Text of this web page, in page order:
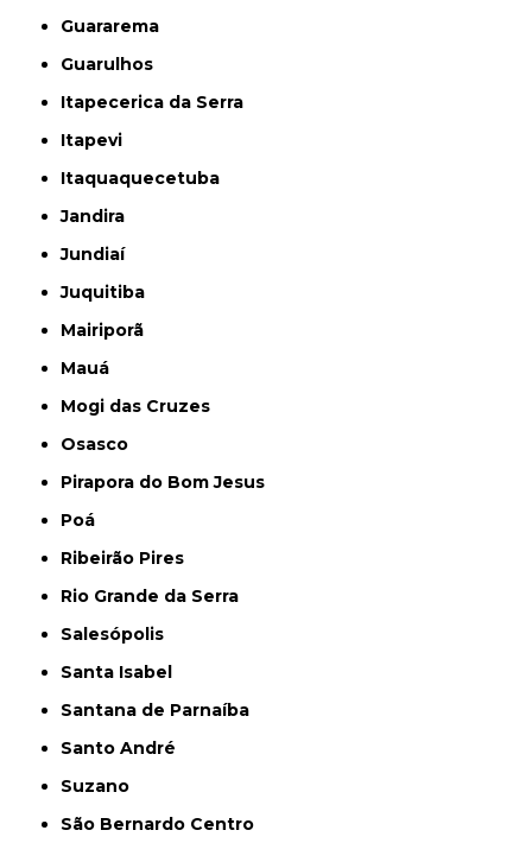
Guararema
Guarulhos
Itapecerica da Serra
Itapevi
Itaquaquecetuba
Jandira
Jundiaí
Juquitiba
Mairiporã
Mauá
Mogi das Cruzes
Osasco
Pirapora do Bom Jesus
Poá
Ribeirão Pires
Rio Grande da Serra
Salesópolis
Santa Isabel
Santana de Parnaíba
Santo André
Suzano
São Bernardo Centro